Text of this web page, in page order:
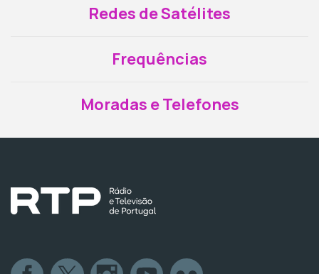
Redes de Satélites
Frequências
Moradas e Telefones